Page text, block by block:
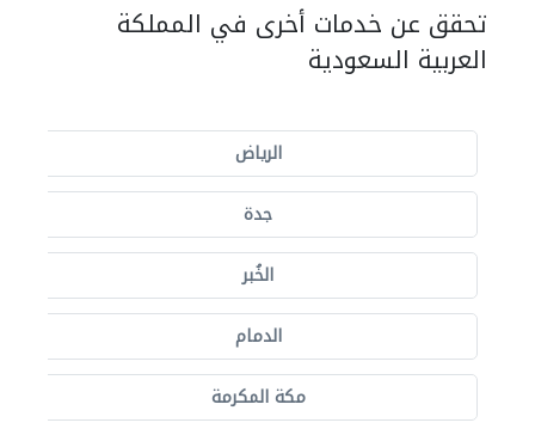
تحقق عن خدمات أخرى في المملكة
العربية السعودية
الرياض
جدة
الخُبر
الدمام
مكة المكرمة